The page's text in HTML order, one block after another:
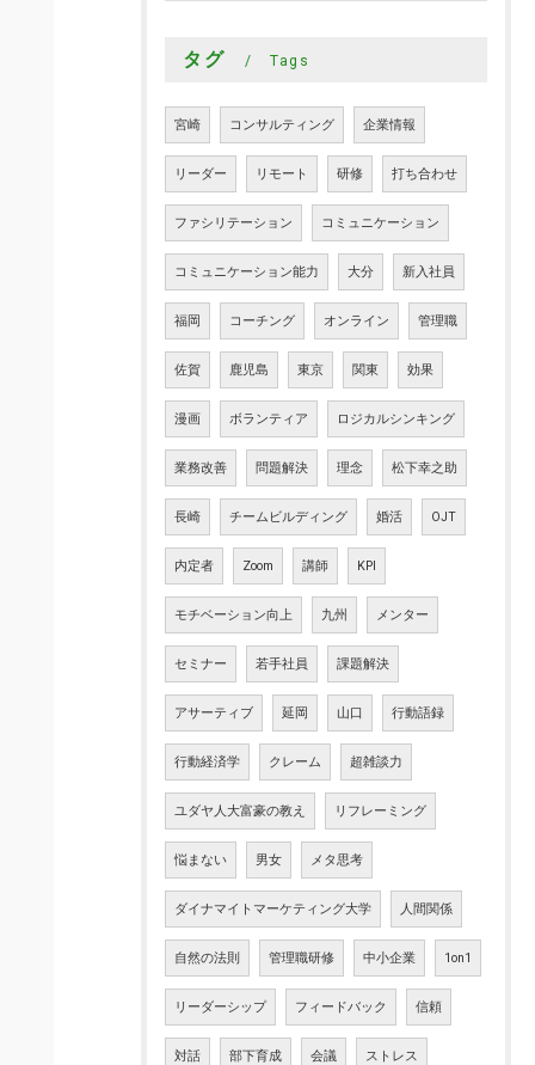
タグ Tags
宮崎 コンサルティング 企業情報
リーダー リモート 研修 打ち合わせ
ファシリテーション コミュニケーション
コミュニケーション能力 大分 新入社員
福岡 コーチング オンライン 管理職
佐賀 鹿児島 東京 関東 効果
漫画 ボランティア ロジカルシンキング
業務改善 問題解決 理念 松下幸之助
長崎 チームビルディング 婚活 OJT
内定者 Zoom 講師 KPI
モチベーション向上 九州 メンター
セミナー 若手社員 課題解決
アサーティブ 延岡 山口 行動語録
行動経済学 クレーム 超雑談力
ユダヤ人大富豪の教え リフレーミング
悩まない 男女 メタ思考
ダイナマイトマーケティング大学 人間関係
自然の法則 管理職研修 中小企業 1on1
リーダーシップ フィードバック 信頼
対話 部下育成 会議 ストレス